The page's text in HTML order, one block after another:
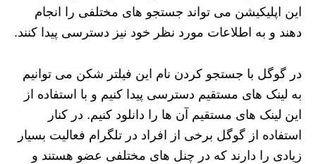
این اپلیکیشن می تواند جستجو های مختلفی را انجام
دهند و به اطلاعات مورد نظر خود نیز دسترسی پیدا کنند.
در گوگل با جستجو کردن نام این فیلتر شکن می توانیم
به لینک های مستقیم دسترسی پیدا کنیم و با استفاده از
این لینک های مستقیم آن ها را دانلود کنیم. در کنار
استفاده از گوگل برخی از افراد در تلگرام فعالیت بسیار
زیادی را دارند که در چنل های مختلفی عضو هستند و